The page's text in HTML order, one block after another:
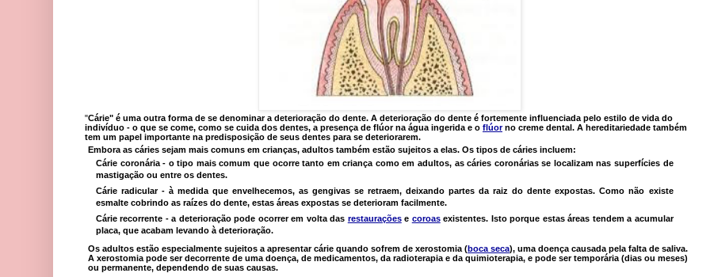
"Cárie" é uma outra forma de se denominar a deterioração do dente. A deterioração do dente é fortemente influenciada pelo estilo de vida do
indivíduo - o que se come, como se cuida dos dentes, a presença de flúor na água ingerida e o flúor no creme dental. A hereditariedade também
tem um papel importante na predisposição de seus dentes para se deteriorarem.
Embora as cáries sejam mais comuns em crianças, adultos também estão sujeitos a elas. Os tipos de cáries incluem:
Cárie coronária - o tipo mais comum que ocorre tanto em criança como em adultos, as cáries coronárias se localizam nas superfícies de
mastigação ou entre os dentes.
Cárie radicular - à medida que envelhecemos, as gengivas se retraem, deixando partes da raiz do dente expostas. Como não existe
esmalte cobrindo as raízes do dente, estas áreas expostas se deterioram facilmente.
Cárie recorrente - a deterioração pode ocorrer em volta das restaurações e coroas existentes. Isto porque estas áreas tendem a acumular
placa, que acabam levando à deterioração.
Os adultos estão especialmente sujeitos a apresentar cárie quando sofrem de xerostomia (boca seca), uma doença causada pela falta de saliva.
A xerostomia pode ser decorrente de uma doença, de medicamentos, da radioterapia e da quimioterapia, e pode ser temporária (dias ou meses)
ou permanente, dependendo de suas causas.